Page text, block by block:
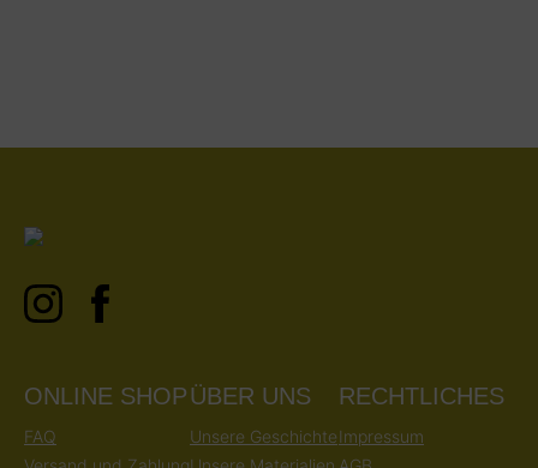
ONLINE SHOP
FAQ
ÜBER UNS
Unsere Geschichte
RECHTLICHES
Impressum